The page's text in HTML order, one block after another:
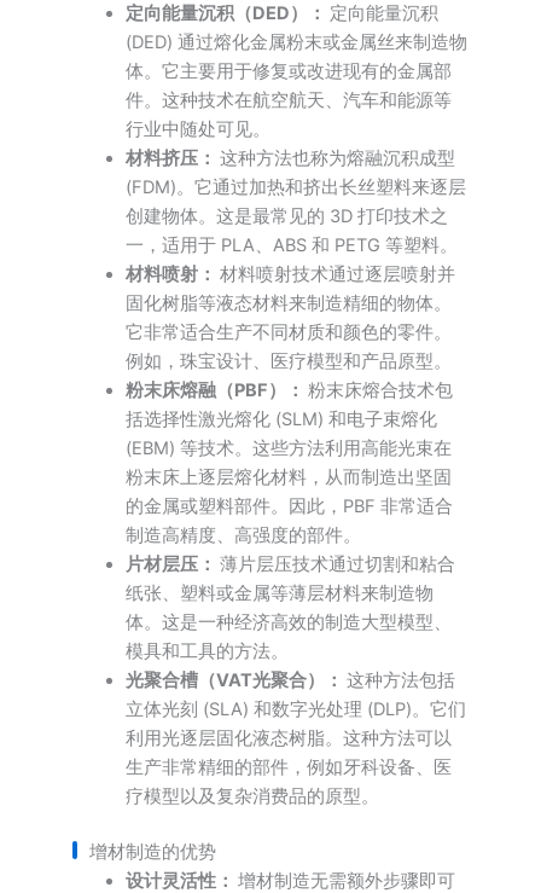
定向能量沉积（DED）： 定向能量沉积
(DED) 通过熔化金属粉末或金属丝来制造物
体。它主要用于修复或改进现有的金属部
件。这种技术在航空航天、汽车和能源等
行业中随处可见。
材料挤压： 这种方法也称为熔融沉积成型
(FDM)。它通过加热和挤出长丝塑料来逐层
创建物体。这是最常见的 3D 打印技术之
一，适用于 PLA、ABS 和 PETG 等塑料。
材料喷射： 材料喷射技术通过逐层喷射并
固化树脂等液态材料来制造精细的物体。
它非常适合生产不同材质和颜色的零件。
例如，珠宝设计、医疗模型和产品原型。
粉末床熔融（PBF）： 粉末床熔合技术包
括选择性激光熔化 (SLM) 和电子束熔化
(EBM) 等技术。这些方法利用高能光束在
粉末床上逐层熔化材料，从而制造出坚固
的金属或塑料部件。因此，PBF 非常适合
制造高精度、高强度的部件。
片材层压： 薄片层压技术通过切割和粘合
纸张、塑料或金属等薄层材料来制造物
体。这是一种经济高效的制造大型模型、
模具和工具的方法。
光聚合槽（VAT光聚合）： 这种方法包括
立体光刻 (SLA) 和数字光处理 (DLP)。它们
利用光逐层固化液态树脂。这种方法可以
生产非常精细的部件，例如牙科设备、医
疗模型以及复杂消费品的原型。
增材制造的优势
设计灵活性： 增材制造无需额外步骤即可